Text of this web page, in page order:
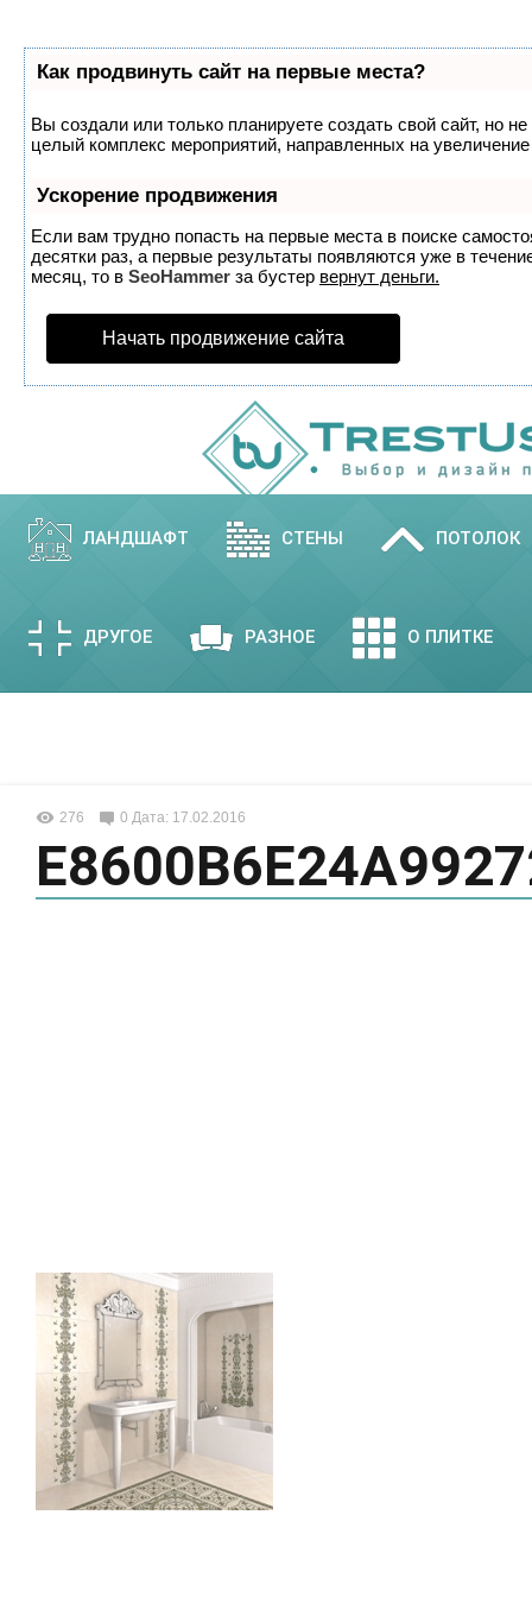
Как продвинуть сайт на первые места?
Вы создали или только планируете создать свой сайт, но
целый комплекс мероприятий, направленных на
Ускорение продвижения
Если вам трудно попасть на первые места в поиске
десятки раз, а первые результаты появляются уже в
месяц, то в SeoHammer за бустер вернут деньги.
Начать продвижение сайта
ЛАНДШАФТ СТЕНЫ ПОТОЛОК
ДРУГОЕ РАЗНОЕ О ПЛИТКЕ
276 0 Дата: 17.02.2016